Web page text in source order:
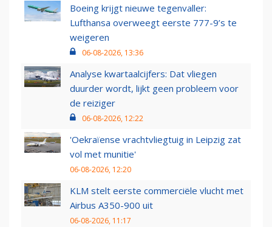
Boeing krijgt nieuwe tegenvaller:
Lufthansa overweegt eerste 777-9’s te
weigeren
06-08-2026, 13:36
Analyse kwartaalcijfers: Dat vliegen
duurder wordt, lijkt geen probleem voor
de reiziger
06-08-2026, 12:22
'Oekraïense vrachtvliegtuig in Leipzig zat
vol met munitie'
06-08-2026, 12:20
KLM stelt eerste commerciële vlucht met
Airbus A350-900 uit
06-08-2026, 11:17